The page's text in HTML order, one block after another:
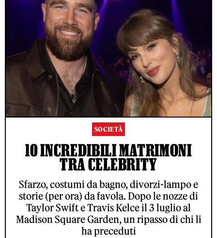
SOCIETÀ
10 INCREDIBILI MATRIMONI
TRA CELEBRITY
Sfarzo, costumi da bagno, divorzi-lampo e
storie (per ora) da favola. Dopo le nozze di
Taylor Swift e Travis Kelce il 3 luglio al
Madison Square Garden, un ripasso di chi li
ha preceduti